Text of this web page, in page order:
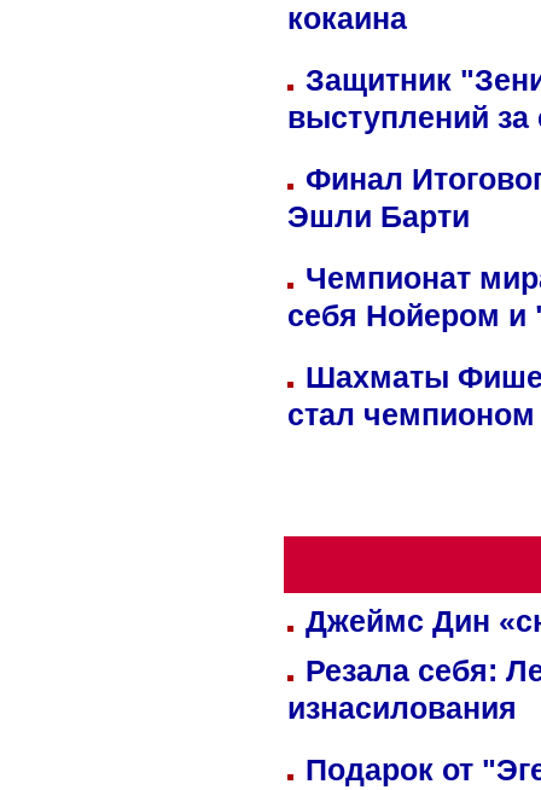
кокаина
Защитник
выступлений
Финал
Эшли Барти
Чемпионат
себя Нойером и
Шахматы
стал
Джеймс Дин
Резала себя:
изнасилования
Подарок от